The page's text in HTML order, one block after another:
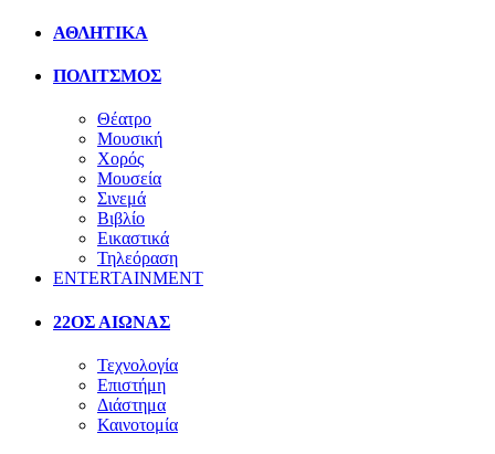
ΑΘΛΗΤΙΚΑ
ΠΟΛΙΤΣΜΟΣ
Θέατρο
Μουσική
Χορός
Μουσεία
Σινεμά
Βιβλίο
Εικαστικά
Τηλεόραση
ENTERTAINMENT
22ΟΣ ΑΙΩΝΑΣ
Τεχνολογία
Επιστήμη
Διάστημα
Καινοτομία